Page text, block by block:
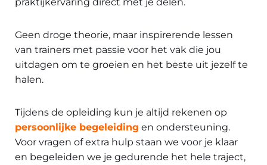
Geen droge theorie, maar inspirerende lessen
van trainers met passie voor het vak die jou
uitdagen om te groeien en het beste uit jezelf te
halen.
Tijdens de opleiding kun je altijd rekenen op
persoonlijke begeleiding en ondersteuning.
Voor vragen of extra hulp staan we voor je klaar
en begeleiden we je gedurende het hele traject,